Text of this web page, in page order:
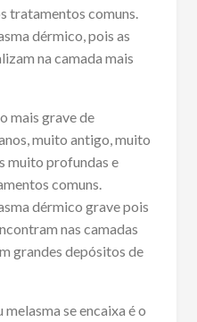
tratamentos comuns.
dérmico, pois as
na camada mais
mais grave de
muito antigo, muito
muito profundas e
comuns.
dérmico grave pois
nas camadas
grandes depósitos de
se encaixa é o